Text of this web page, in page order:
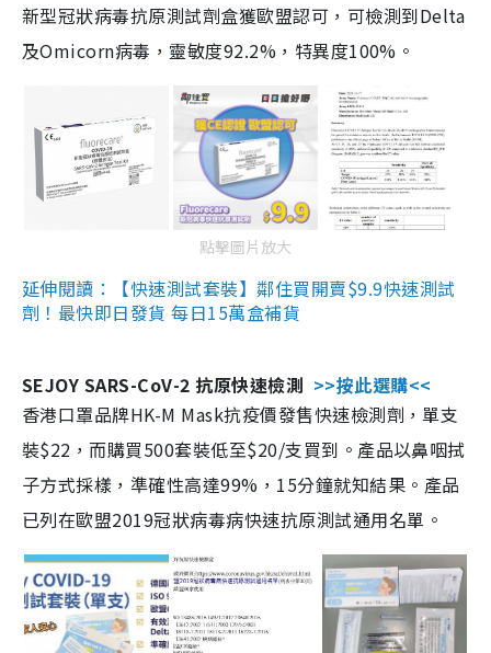
新型冠狀病毒抗原測試劑盒獲歐盟認可，可檢測到Delta
及Omicorn病毒，靈敏度92.2%，特異度100%。
點擊圖片放大
延伸閱讀：【快速測試套裝】鄰住買開賣$9.9快速測試
劑！最快即日發貨 每日15萬盒補貨
SEJOY SARS-CoV-2 抗原快速檢測 >>按此選購<<
香港口罩品牌HK-M Mask抗疫價發售快速檢測劑，單支
裝$22，而購買500套裝低至$20/支買到。產品以鼻咽拭
子方式採樣，準確性高達99%，15分鐘就知結果。產品
已列在歐盟2019冠狀病毒病快速抗原測試通用名單。